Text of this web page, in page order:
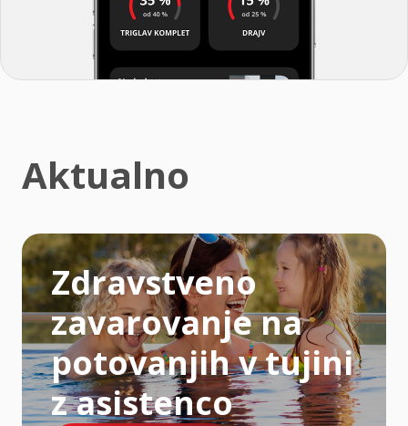
Aktualno
Zdravstveno
zavarovanje na
potovanjih v tujini
z asistenco